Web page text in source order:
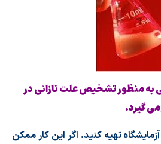
به منظور تشخیص علت نازائی در
می گیرد.
تهیه کنید. اگر این کار ممکن